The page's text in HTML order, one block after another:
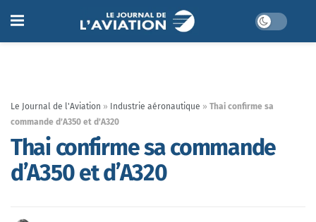
Le Journal de l'Aviation » Industrie aéronautique » Thai confirme sa
commande d’A350 et d’A320
Thai confirme sa commande
d’A350 et d’A320